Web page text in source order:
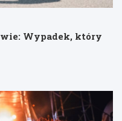
Wypadek, który